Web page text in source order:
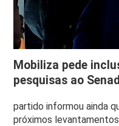
Mobiliza pede
pesquisas ao
partido informou ainda
próximos